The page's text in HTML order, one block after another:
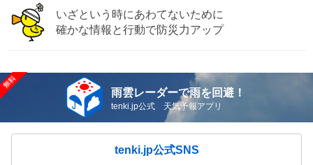
いざという時にあわてないために
確かな情報と行動で防災力アップ
雨雲レーダーで雨を回避！
tenki.jp公式 天気予報アプリ
tenki.jp公式SNS